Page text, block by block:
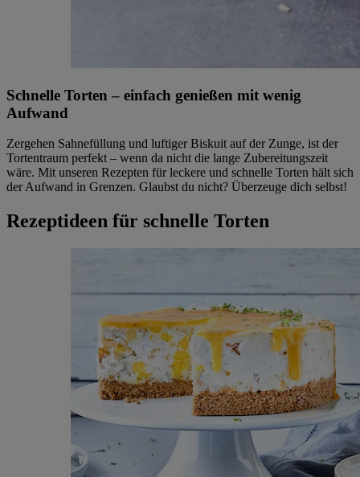
Schnelle Torten – einfach genießen mit wenig
Aufwand
Zergehen Sahnefüllung und luftiger Biskuit auf der Zunge, ist der
Tortentraum perfekt – wenn da nicht die lange Zubereitungszeit
wäre. Mit unseren Rezepten für leckere und schnelle Torten hält sich
der Aufwand in Grenzen. Glaubst du nicht? Überzeuge dich selbst!
Rezeptideen für schnelle Torten